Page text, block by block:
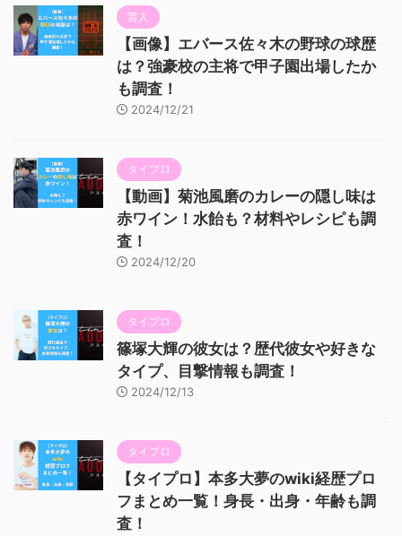
芸人
【画像】エバース佐々木の野球の球歴
は？強豪校の主将で甲子園出場したか
も調査！
2024/12/21
タイプロ
【動画】菊池風磨のカレーの隠し味は
赤ワイン！水飴も？材料やレシピも調
査！
2024/12/20
タイプロ
篠塚大輝の彼女は？歴代彼女や好きな
タイプ、目撃情報も調査！
2024/12/13
タイプロ
【タイプロ】本多大夢のwiki経歴プロ
フまとめ一覧！身長・出身・年齢も調
査！